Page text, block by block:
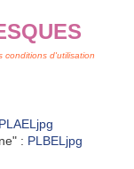
conditions d'utilisation
PLAELjpg
: PLBELjpg